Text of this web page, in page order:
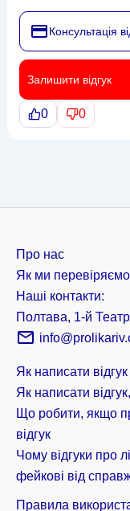
Консультація
Залишити відгук
0 0
Про нас
Як ми перевіряємо
Наші контакти:
Полтава, 1-й
Як написати
Як написати
Що робити, якщо
відгук
Чому відгуки про
фейкові від
Правила